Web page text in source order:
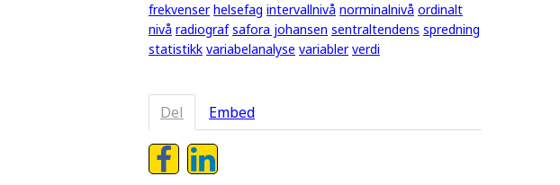
frekvenser helsefag intervallnivå norminalnivå ordinalt
nivå radiograf safora johansen sentraltendens spredning
statistikk variabelanalyse variabler verdi
Del Embed